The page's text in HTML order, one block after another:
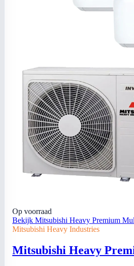
Op voorraad
Bekijk Mitsubishi Heavy Premium
Mitsubishi Heavy Industries
Mitsubishi Heavy